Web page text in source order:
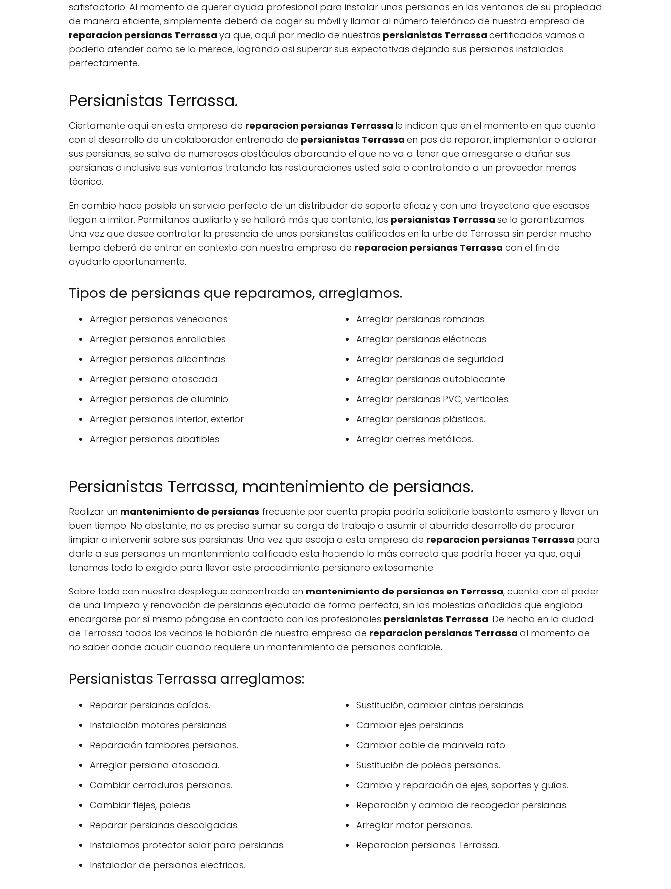
satisfactorio. Al momento de querer ayuda profesional para instalar unas persianas en las ventanas de su propiedad
de manera eficiente, simplemente deberá de coger su móvil y llamar al número telefónico de nuestra empresa de
reparacion persianas Terrassa ya que, aquí por medio de nuestros persianistas Terrassa certificados vamos a
poderlo atender como se lo merece, logrando asi superar sus expectativas dejando sus persianas instaladas
perfectamente.
Persianistas Terrassa.
Ciertamente aquí en esta empresa de reparacion persianas Terrassa le indican que en el momento en que cuenta
con el desarrollo de un colaborador entrenado de persianistas Terrassa en pos de reparar, implementar o aclarar
sus persianas, se salva de numerosos obstáculos abarcando el que no va a tener que arriesgarse a dañar sus
persianas o inclusive sus ventanas tratando las restauraciones usted solo o contratando a un proveedor menos
técnico.
En cambio hace posible un servicio perfecto de un distribuidor de soporte eficaz y con una trayectoria que escasos
llegan a imitar. Permítanos auxiliarlo y se hallará más que contento, los persianistas Terrassa se lo garantizamos.
Una vez que desee contratar la presencia de unos persianistas calificados en la urbe de Terrassa sin perder mucho
tiempo deberá de entrar en contexto con nuestra empresa de reparacion persianas Terrassa con el fin de
ayudarlo oportunamente.
Tipos de persianas que reparamos, arreglamos.
Arreglar persianas venecianas
Arreglar persianas enrollables
Arreglar persianas alicantinas
Arreglar persiana atascada
Arreglar persianas de aluminio
Arreglar persianas interior, exterior
Arreglar persianas abatibles
Arreglar persianas romanas
Arreglar persianas eléctricas
Arreglar persianas de seguridad
Arreglar persianas autoblocante
Arreglar persianas PVC, verticales.
Arreglar persianas plásticas.
Arreglar cierres metálicos.
Persianistas Terrassa, mantenimiento de persianas.
Realizar un mantenimiento de persianas frecuente por cuenta propia podría solicitarle bastante esmero y llevar un
buen tiempo. No obstante, no es preciso sumar su carga de trabajo o asumir el aburrido desarrollo de procurar
limpiar o intervenir sobre sus persianas. Una vez que escoja a esta empresa de reparacion persianas Terrassa para
darle a sus persianas un mantenimiento calificado esta haciendo lo más correcto que podría hacer ya que, aquí
tenemos todo lo exigido para llevar este procedimiento persianero exitosamente.
Sobre todo con nuestro despliegue concentrado en mantenimiento de persianas en Terrassa, cuenta con el poder
de una limpieza y renovación de persianas ejecutada de forma perfecta, sin las molestias añadidas que engloba
encargarse por sí mismo póngase en contacto con los profesionales persianistas Terrassa. De hecho en la ciudad
de Terrassa todos los vecinos le hablarán de nuestra empresa de reparacion persianas Terrassa al momento de
no saber donde acudir cuando requiere un mantenimiento de persianas confiable.
Persianistas Terrassa arreglamos:
Reparar persianas caídas.
Instalación motores persianas.
Reparación tambores persianas.
Arreglar persiana atascada.
Cambiar cerraduras persianas.
Cambiar flejes, poleas.
Reparar persianas descolgadas.
Instalamos protector solar para persianas.
Instalador de persianas electricas.
Sustitución, cambiar cintas persianas.
Cambiar ejes persianas.
Cambiar cable de manivela roto.
Sustitución de poleas persianas.
Cambio y reparación de ejes, soportes y guías.
Reparación y cambio de recogedor persianas.
Arreglar motor persianas.
Reparacion persianas Terrassa.